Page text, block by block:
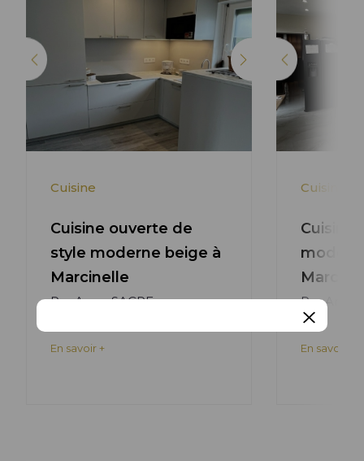
Cuisine
Cuisine ouverte de
style moderne beige à
Marcinelle
Par Anne SACRE
En savoir +
Cuisine
Cuisine
Par Anne
En savoir +